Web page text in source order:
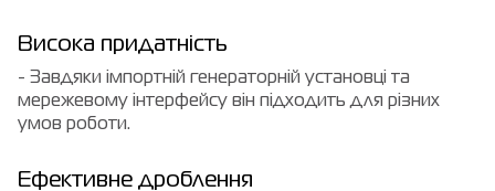
Висока придатність
- Завдяки імпортній генераторній установці та
мережевому інтерфейсу він підходить для різних
умов роботи.
Ефективне дроблення